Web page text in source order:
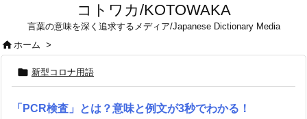
コトワカ/KOTOWAKA
言葉の意味を深く追求するメディア/Japanese Dictionary Media
ホーム >
 新型コロナ用語
「PCR検査」とは？意味と例文が3秒でわかる！